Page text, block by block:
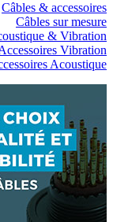
Câbles & accessoires
Câbles sur mesure
& Vibration
Vibration
Acoustique